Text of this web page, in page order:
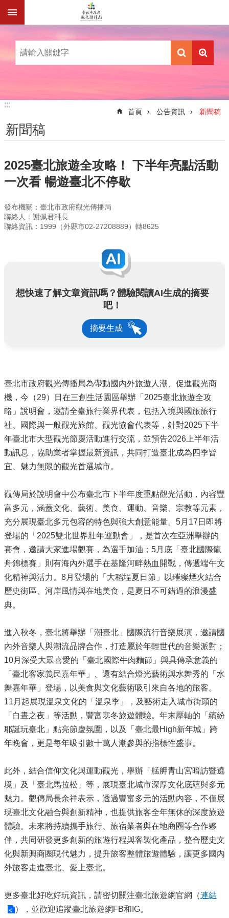
跳到主要內容區塊
:::
:::
首頁 公告資訊 新聞稿
新聞稿
2025臺北旅遊全攻略！ 下半年亮點活動
一次看 暢遊臺北不停歇
發布機關：臺北市政府觀光傳播局
聯絡人：謝佩君科長
聯絡資訊：1999（外縣市02-27208889）轉8625
想快速了解文章資訊嗎？體驗閱讀AI生成的摘要
吧！
摘要生成
臺北市政府觀光傳播局為帶動國內外旅遊人潮、促進觀光商
機，今（29）日在三創生活園區舉辦「2025臺北旅遊全攻
略」說明會，邀請全臺旅行業界代表，包括入境與國旅旅行
社、國際與一般觀光旅館、觀光協會代表等，針對2025下半
年臺北市大型觀光節慶活動進行交流，並預告2026上半年活
動訊息，協助業者掌握最新資訊，共同打造臺北成為四季皆
宜、魅力無限的觀光首選城市。
觀傳局於說明會中公布臺北市下半年度重點觀光活動，內容豐
富多元，涵蓋文化、藝術、美食、運動、音樂、宗教等元素，
充分展現臺北多元包容的特色與強大創意能量。5月17日即將
登場的「2025雙北世界壯年運動會」，是首次在亞洲舉辦的
賽會，邀請大家進場觀賽，為選手加油；5月底「臺北國際龍
舟錦標賽」則有海內外選手在基隆河畔熱血開戰，傳遞端午文
化精神與活力。8月登場的「大稻埕夏日節」以璀璨煙火結合
歷史街區、河岸風情與在地美食，是夏日不可錯過的浪漫盛
典。
進入秋冬，臺北將舉辦「潮臺北」國際流行音樂展演，邀請國
內外音樂人與潮流品牌合作，打造屬於年輕世代的音樂派對；
10月深受大眾喜愛的「臺北國際牛肉麵節」與具傳承意義的
「臺北客家義民嘉年華」、還有結合燈光藝術與水舞秀的「水
舞嘉年華」登場，以美食與文化藝術吸引來自各地的旅客。
11月起展現溫泉文化的「溫泉季」，及藝術走入城市街頭的
「白晝之夜」等活動，豐富寒冬旅遊體驗。年末壓軸的「繽紛
耶誕玩臺北」點亮節慶氛圍，以及「臺北最High新年城」跨
年晚會，更是每年吸引數十萬人潮參與的指標性盛事。
此外，結合信仰文化與運動觀光，舉辦「艋舺青山宮暗訪暨遶
境」及「臺北馬拉松」等，展現臺北城市深厚文化底蘊與多元
魅力。觀傳局長余祥表示，透過豐富多元的活動內容，不僅展
現臺北文化融合與創新精神，也提供旅客全年無休的深度旅遊
體驗。未來將持續攜手旅行、旅宿業者與在地商圈等合作夥
伴，共同研發更多創新的旅遊行程與客製化產品，整合歷史文
化與新興商圈現代魅力，提升旅客整體旅遊體驗，讓更多國內
外旅客走進臺北、愛上臺北。
更多臺北好吃好玩資訊，請密切關注臺北旅遊網官網（連結
），並歡迎追蹤臺北旅遊網FB和IG。